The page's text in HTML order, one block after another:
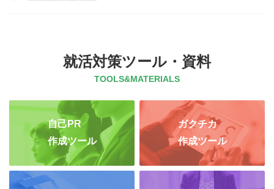
就活対策ツール・資料
TOOLS&MATERIALS
自己PR
作成ツール
ガクチカ
作成ツール